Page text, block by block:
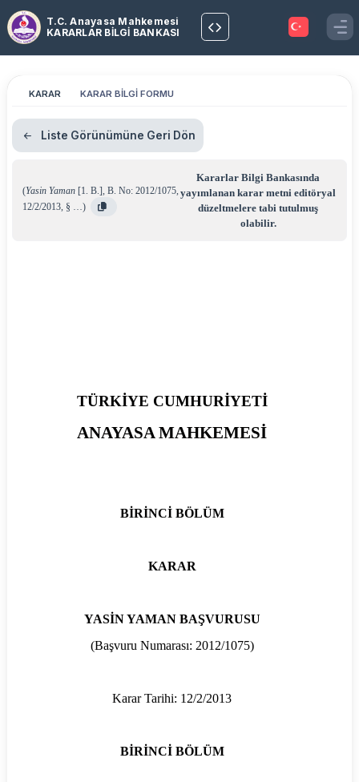
T.C. Anayasa Mahkemesi
KARARLAR BİLGİ BANKASI
KARAR KARAR BİLGİ FORMU
Liste Görünümüne Geri Dön
(Yasin Yaman [1. B.], B. No: 2012/1075,
12/2/2013, § …)
Kararlar Bilgi Bankasında
yayımlanan karar metni editöryal
düzeltmelere tabi tutulmuş
olabilir.